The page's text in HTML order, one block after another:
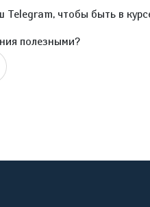
Telegram, чтобы быть в
полезными?
Нет